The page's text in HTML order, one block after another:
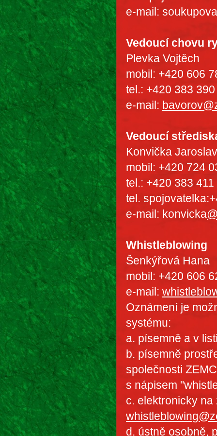
e-mail: soukupova
Vedoucí chovu
Plevka Vojtěch
mobil: +420 606
tel.: +420 383
e-mail:
Vedoucí
Konvička
mobil: +420 724
tel.: +420 383
tel.
e-mail: konvicka
Whistleblowing
Šenkýřová Hana
mobil: +420 606
e-mail:
Oznámení je
systému:
a. písemně a v
b. písemně
společnosti
s nápisem
c. elektronicky
d. ústně osobně,